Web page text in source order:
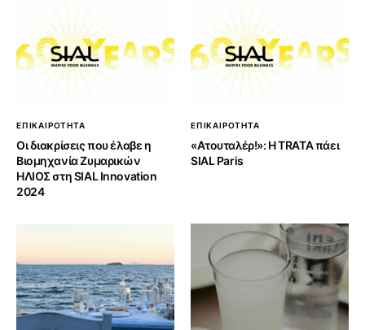
ΕΠΙΚΑΙΡΟΤΗΤΑ
Οι διακρίσεις που έλαβε η
Βιομηχανία Ζυμαρικών
ΗΛΙΟΣ στη SIAL Innovation
2024
ΕΠΙΚΑΙΡΟΤΗΤΑ
«Ατουταλέρ!»: Η TRATA πάει
SIAL Paris